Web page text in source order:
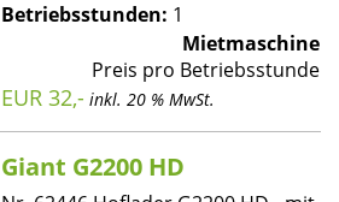
Betriebsstunden: 1
Mietmaschine
Preis pro Betriebsstunde
EUR 32,- inkl. 20 % MwSt.
Giant G2200 HD